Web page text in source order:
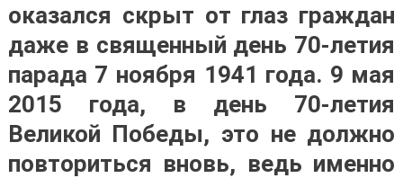
оказался скрыт от глаз граждан
даже в священный день 70-летия
парада 7 ноября 1941 года. 9 мая
2015 года, в день 70-летия
Великой Победы, это не должно
повториться вновь, ведь именно